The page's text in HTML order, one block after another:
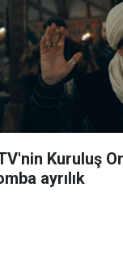
Kuruluş
ayrılık